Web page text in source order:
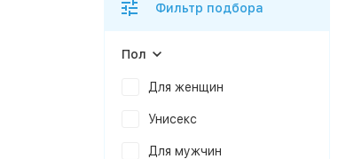
Фильтр подбора
Пол
Для женщин
Унисекс
Для мужчин